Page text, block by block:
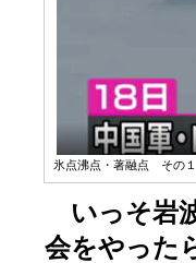
氷点沸点・著融点 その
いっそ岩
会をやった